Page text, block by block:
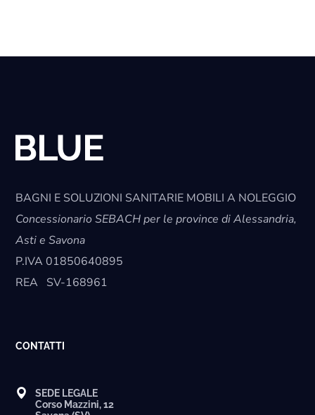
BAGNI E SOLUZIONI SANITARIE MOBILI A NOLEGGIO
Concessionario SEBACH per le province di Alessandria,
Asti e Savona
P.IVA01850640895
REA SV-168961
CONTATTI
SEDE LEGALE
Corso Mazzini, 12